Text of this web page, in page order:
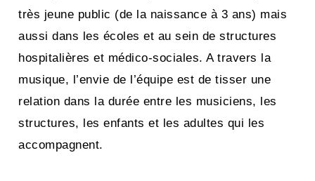
très jeune public (de la naissance à 3 ans) mais
aussi dans les écoles et au sein de structures
hospitalières et médico-sociales. A travers la
musique, l’envie de l’équipe est de tisser une
relation dans la durée entre les musiciens, les
structures, les enfants et les adultes qui les
accompagnent.